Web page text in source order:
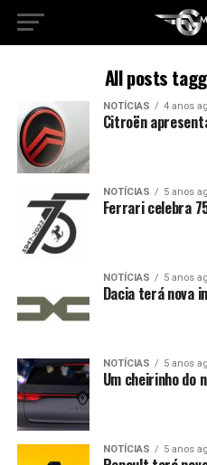
All posts
NOTÍCIAS 4 anos
Citroën
NOTÍCIAS 5 anos
Ferrari celebra
NOTÍCIAS 5 anos
Dacia terá nova
NOTÍCIAS 5 anos
Um cheirinho do
NOTÍCIAS 5 anos